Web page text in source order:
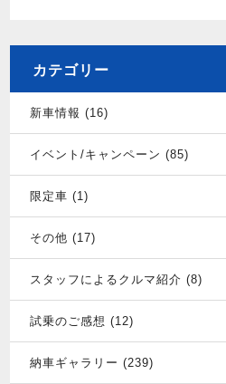
カテゴリー
新車情報 (16)
イベント/キャンペーン (85)
限定車 (1)
その他 (17)
スタッフによるクルマ紹介 (8)
試乗のご感想 (12)
納車ギャラリー (239)